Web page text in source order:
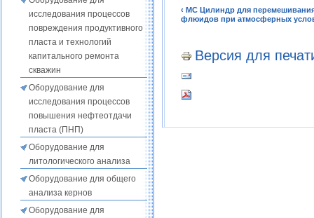
исследования процессов
повреждения продуктивного
пласта и технологий
капитального ремонта
скважин
Оборудование для
исследования процессов
повышения нефтеотдачи
пласта (ПНП)
Оборудование для
литологического анализа
Оборудование для общего
анализа кернов
Оборудование для
‹ MC Цилиндр для
флюидов при атмосферных
Версия для